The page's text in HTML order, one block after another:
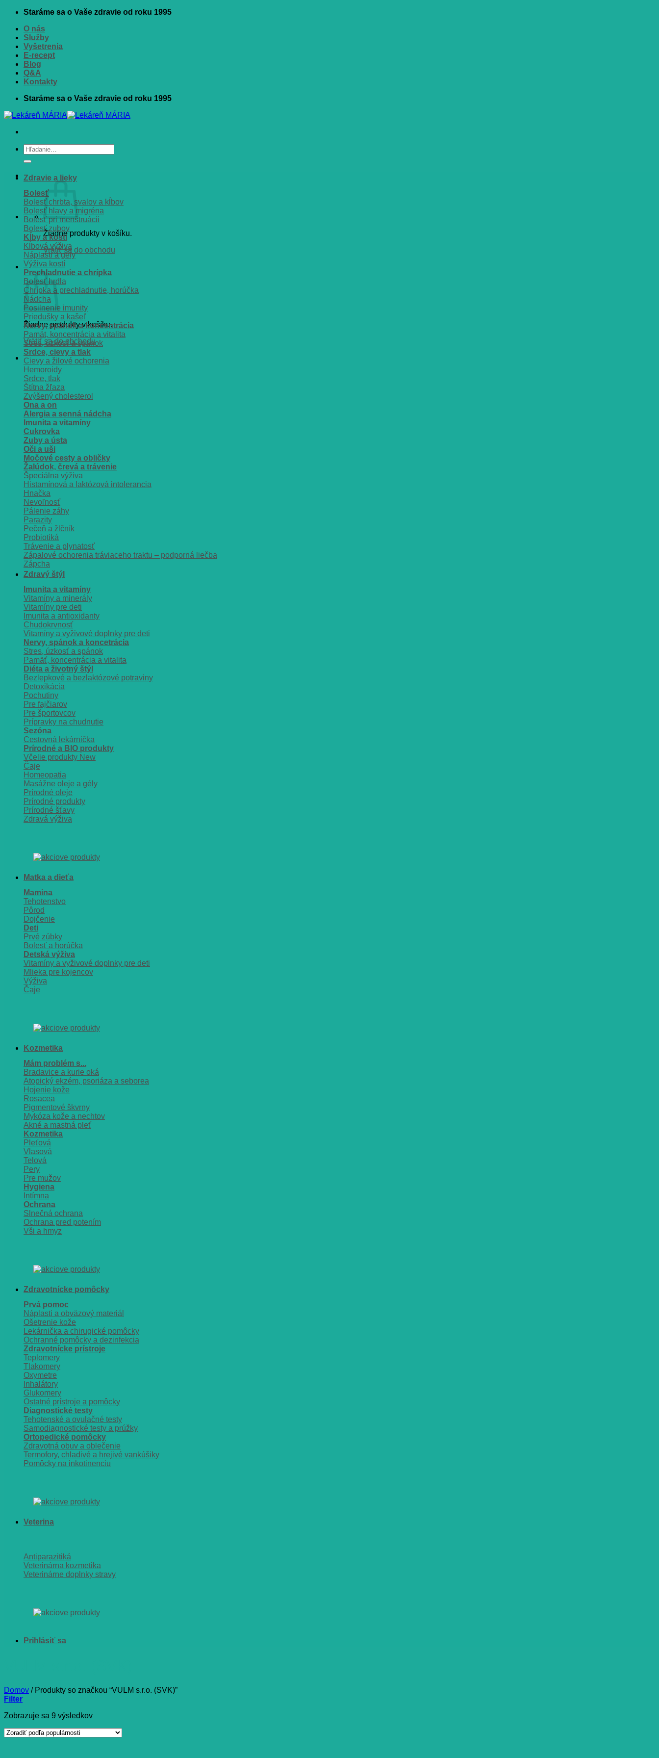
Skip
content
Staráme sa o Vaše zdravie od roku 1995
O nás
Služby
Vyšetrenia
E-recept
Blog
Q&A
Kontakty
Staráme sa o Vaše zdravie od roku 1995
Hľadať:
Žiadne produkty v košíku.
Vrátiť sa do obchodu
Košík
Žiadne produkty v košíku.
Vrátiť sa do obchodu
Zdravie a lieky
Bolesť
Bolesť chrbta, svalov a kĺbov
Bolesť hlavy a migréna
Bolesť pri menštruácii
Bolesť zubov
Kĺby a kosti
Kĺbová výživa
Náplasti a gély
Výživa kostí
Prechladnutie a chrípka
Bolesť hrdla
Chrípka a prechladnutie, horúčka
Nádcha
Posilnenie imunity
Priedušky a kašeľ
Nervy, spánok a koncentrácia
Pamät, koncentrácia a vitalita
Stres, úzkosť a spánok
Srdce, cievy a tlak
Cievy a žilové ochorenia
Hemoroidy
Srdce, tlak
Štítna žľaza
Zvýšený cholesterol
Ona a on
Alergia a senná nádcha
Imunita a vitamíny
Cukrovka
Zuby a ústa
Oči a uši
Močové cesty a obličky
Žalúdok, črevá a trávenie
Špeciálna výživa
Histamínová a laktózová intolerancia
Hnačka
Nevoľnosť
Pálenie záhy
Parazity
Pečeň a žlčník
Probiotiká
Trávenie a plynatosť
Zápalové ochorenia tráviaceho traktu – podporná liečba
Zápcha
Zdravý štýl
Imunita a vitamíny
Vitamíny a minerály
Vitamíny pre deti
Imunita a antioxidanty
Chudokrvnosť
Vitamíny a vyživové doplnky pre deti
Nervy, spánok a koncetrácia
Stres, úzkosť a spánok
Pamäť, koncentrácia a vitalita
Diéta a životný štýl
Bezlepkové a bezlaktózové potraviny
Detoxikácia
Pochutiny
Pre fajčiarov
Pre športovcov
Prípravky na chudnutie
Sezóna
Cestovná lekárnička
Prírodné a BIO produkty
Včelie produkty
Čaje
Homeopatia
Masážne oleje a gély
Prírodné oleje
Prírodné produkty
Prírodné šťavy
Zdravá výživa
Matka a dieťa
Mamina
Tehotenstvo
Pôrod
Dojčenie
Deti
Prvé zúbky
Bolesť a horúčka
Detská výživa
Vitamíny a vyživové doplnky pre deti
Mlieka pre kojencov
Výživa
Čaje
Kozmetika
Mám problém s...
Bradavice a kurie oká
Atopický ekzém, psoriáza a seborea
Hojenie kože
Rosacea
Pigmentové škvrny
Mykóza kože a nechtov
Akné a mastná pleť
Kozmetika
Pleťová
Vlasová
Telová
Pery
Pre mužov
Hygiena
Intímna
Ochrana
Slnečná ochrana
Ochrana pred potením
Vši a hmyz
Zdravotnícke pomôcky
Prvá pomoc
Náplasti a obväzový materiál
Ošetrenie kože
Lekárnička a chirugické pomôcky
Ochranné pomôcky a dezinfekcia
Zdravotnícke prístroje
Teplomery
Tlakomery
Oxymetre
Inhalátory
Glukomery
Ostatné prístroje a pomôcky
Diagnostické testy
Tehotenské a ovulačné testy
Samodiagnostické testy a prúžky
Ortopedické pomôcky
Zdravotná obuv a oblečenie
Termofory, chladivé a hrejivé vankúšiky
Pomôcky na inkotinenciu
Veterina
Antiparazitiká
Veterinárna kozmetika
Veterinárne doplnky stravy
Domov /Produkty so značkou “VULM s.r.o. (SVK)”
Filter
Zobrazuje sa 9 výsledkovZoradené
popularity